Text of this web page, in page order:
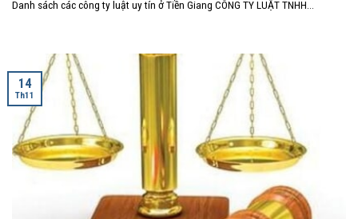
Danh sách các công ty luật uy tín ở Tiền Giang CÔNG TY LUẬT TNHH...
14
Th11